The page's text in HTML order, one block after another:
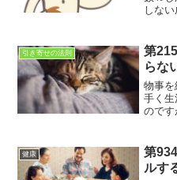
しな
引き寄せの法則
第
らな
物事を
手く生
のです
健康
第
ルす